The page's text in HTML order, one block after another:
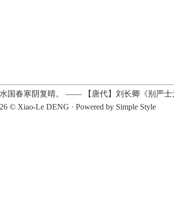
国春寒阴复晴。 ——
【唐代】刘长卿《别严
© Xiao-Le DENG · Powered by Simple Style